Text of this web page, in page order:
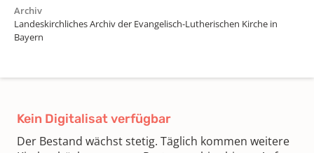
Archiv
Landeskirchliches Archiv der Evangelisch-Lutherischen Kirche in
Bayern
Kein Digitalisat verfügbar
Der Bestand wächst stetig. Täglich kommen weitere